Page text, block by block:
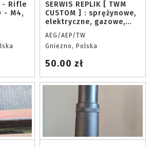
- Rifle
- M4,
SERWIS REPLIK [ TWM
CUSTOM ] : sprężynowe,
elektryczne, gazowe,
AEG / GBB / GBBR / HPA
AEG/AEP/TW
Gniezno, Polska
50.00 zł